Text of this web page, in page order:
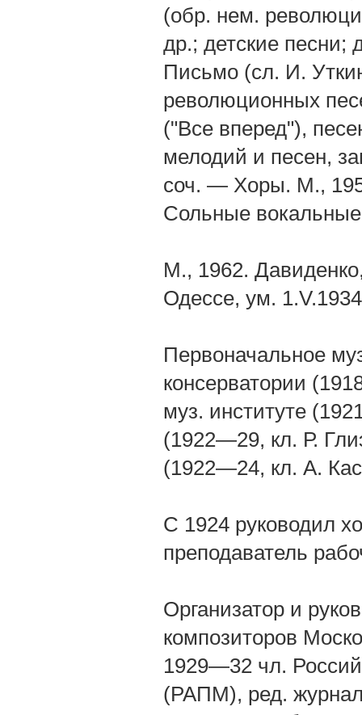
(обр. нем.
др.; детские
Письмо (сл. И.
революционных
("Все вперед"),
мелодий и песен,
соч. — Хоры. М.,
Сольные
М., 1962.
Одессе, ум.
Первоначальное
консерватории
муз. институте
(1922—29, кл. Р.
(1922—24, кл. А.
С 1924 руководил
преподаватель
Организатор и
композиторов
1929—32 чл.
(РАПМ), ред.